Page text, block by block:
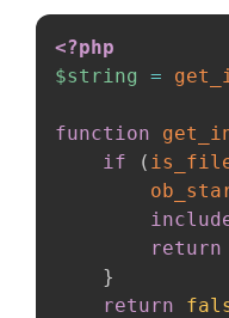
<?php
$string
=
function
if
(
return
}
return